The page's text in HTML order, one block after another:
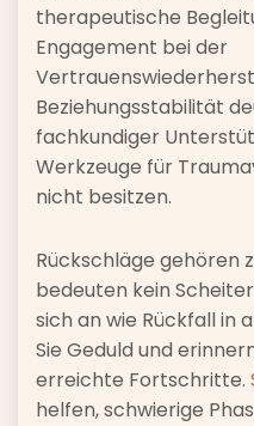
therapeutische
Engagement bei der
Beziehungsstabilität
fachkundiger
Werkzeuge für
nicht besitzen.
Rückschläge gehören
bedeuten kein
sich an wie Rückfall in
Sie Geduld und
erreichte Fortschritte.
helfen, schwierige